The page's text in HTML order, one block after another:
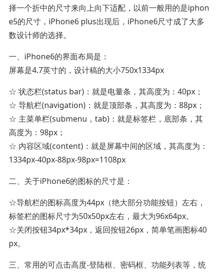
择一个折中的尺寸来向上向下适配，以前一般用的是iphon
e5的尺寸，iPhone6 plus出现后，iPhone6尺寸成了大多
数设计师的选择。
一、iPhone6的界面布局是：
屏幕是4.7英寸的，设计稿的大小750x1334px
☆ 状态栏(status bar)：就是电量条，其高度为：40px；
☆ 导航栏(navigation)：就是顶部条，其高度为：88px；
☆ 主菜单栏(submenu，tab)：就是标签栏，底部条，其
高度为：98px；
☆ 内容区域(content)：就是屏幕中间的区域，其高度为：
1334px-40px-88px-98px=1108px
二、关于iPhone6的图标的尺寸是：
☆导航栏的图标高度为44px（绝大部分功能按钮）左右，
标签栏的图标尺寸为50x50px左右，最大为96x64px。
☆关闭按钮34px*34px，返回按钮26px，简单笔画图标40
px。
三、常用的可点击高度-登陆框、密码框、功能列表等，统